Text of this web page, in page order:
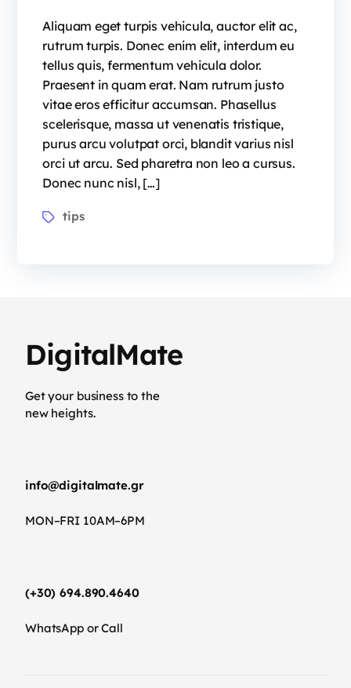
Aliquam eget turpis vehicula, auctor elit ac,
rutrum turpis. Donec enim elit, interdum eu
tellus quis, fermentum vehicula dolor.
Praesent in quam erat. Nam rutrum justo
vitae eros efficitur accumsan. Phasellus
scelerisque, massa ut venenatis tristique,
purus arcu volutpat orci, blandit varius nisl
orci ut arcu. Sed pharetra non leo a cursus.
Donec nunc nisl, […]
tips
DigitalMate
Get your business to the
new heights.
info@digitalmate.gr
MON–FRI 10AM–6PM
(+30) 694.890.4640
WhatsApp or Call